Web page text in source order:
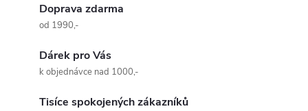
Doprava zdarma
od 1990,-
Dárek pro Vás
k objednávce nad 1000,-
Tisíce spokojených zákazníků